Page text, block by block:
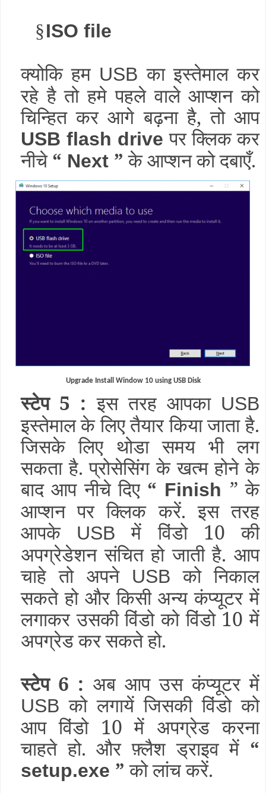
§ISO file
क्योकि हम USB का इस्तेमाल कर
रहे है तो हमे पहले वाले आप्शन को
चिन्हित कर आगे बढ़ना है, तो आप
USB flash drive पर क्लिक कर
नीचे“ Next ” के आप्शन को दबाएँ.
Upgrade Install Window 10 using USB Disk
स्टेप 5 : इस तरह आपका USB
इस्तेमाल के लिए तैयार किया जाता है.
जिसके लिए थोडा समय भी लग
सकता है. प्रोसेसिंग के खत्म होने के
बाद आप नीचे दिए “ Finish ” के
आप्शन पर क्लिक करें. इस तरह
आपके
USB
में विंडो 10 की
अपग्रेडेशन संचित हो जाती है. आप
चाहे तो अपने
USB को निकाल
सकते हो और किसी अन्य कंप्यूटर में
लगाकर उसकी विंडो को विंडो 10 में
अपग्रेड कर सकते हो.
स्टेप 6 : अब आप उस कंप्यूटर में
USB को लगायें जिसकी विंडो को
आप विंडो 10 में अपग्रेड करना
चाहते हो. और फ़्लैश ड्राइव में “
setup.exe ” को लांच करें.